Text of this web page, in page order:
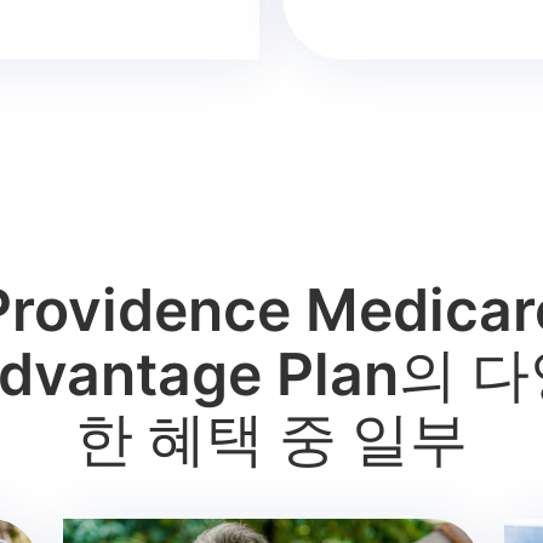
Plan의 다
한 혜택 중 일부